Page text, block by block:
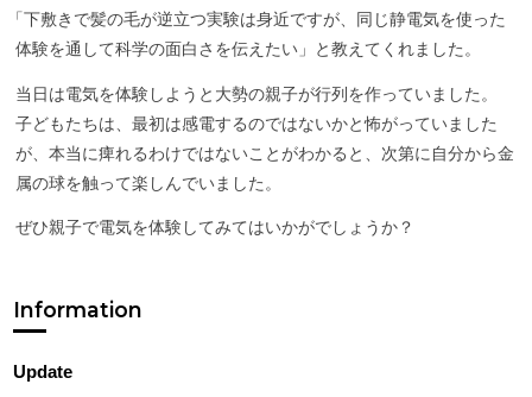
「下敷きで髪の毛が逆立つ実験は身近ですが、同じ静電気を使った
体験を通して科学の面白さを伝えたい」と教えてくれました。
当日は電気を体験しようと大勢の親子が行列を作っていました。
子どもたちは、最初は感電するのではないかと怖がっていました
が、本当に痺れるわけではないことがわかると、次第に自分から金
属の球を触って楽しんでいました。
ぜひ親子で電気を体験してみてはいかがでしょうか？
Information
Update